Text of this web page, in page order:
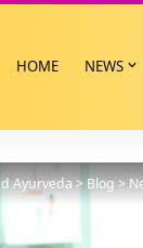
HOME NEWS
Ayurveda>Blog>